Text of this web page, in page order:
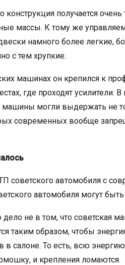
получается
массы. К тому же
намного более легкие,
с тем хрупкие.
машинах он крепился к
где проходят усилители. В
машины могли выдержать не
современных вообще
советского автомобиля с
автомобиля могут
не в том, что советская
таким образом, чтобы
в салоне. То есть, всю
и крепления ломаются.